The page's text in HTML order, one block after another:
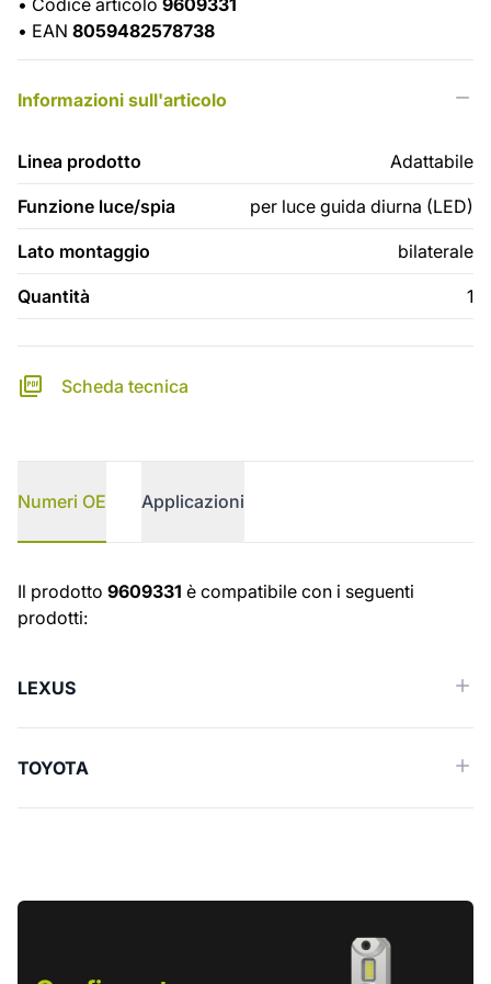
• EAN 8059482578738
Informazioni sull'articolo
Linea prodotto Adattabile
Funzione luce/spia per luce guida diurna (LED)
Lato montaggio bilaterale
Quantità 1
Scheda tecnica
Numeri OE Applicazioni
Numeri OE
Il prodotto 9609331 è compatibile con i seguenti
prodotti:
LEXUS
TOYOTA